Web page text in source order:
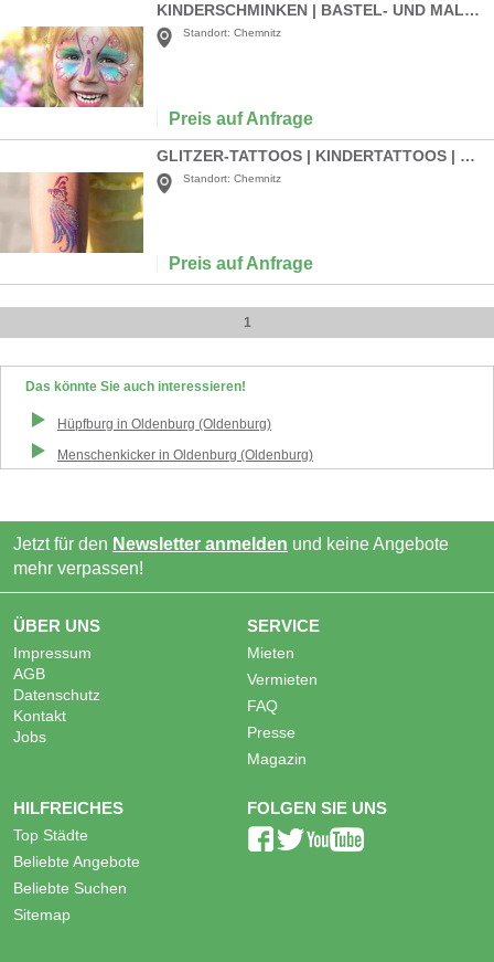
KINDERSCHMINKEN | BASTEL- UND MALSTRAßE
Standort: Chemnitz
Preis auf Anfrage
GLITZER-TATTOOS | KINDERTATTOOS | TATTOO | GLITZERTATTOO | KINDERSCHMINKEN | KINDERANIMATION
Standort: Chemnitz
Preis auf Anfrage
1
Das könnte Sie auch interessieren!
Hüpfburg in Oldenburg (Oldenburg)
Menschenkicker in Oldenburg (Oldenburg)
Jetzt für den Newsletter anmelden und keine Angebote
mehr verpassen!
ÜBER UNS
Impressum
AGB
Datenschutz
Kontakt
Jobs
SERVICE
Mieten
Vermieten
FAQ
Presse
Magazin
HILFREICHES
Top Städte
Beliebte Angebote
Beliebte Suchen
Sitemap
FOLGEN SIE UNS